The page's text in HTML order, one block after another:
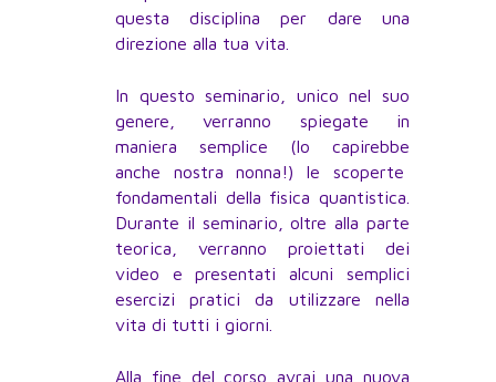
questa disciplina per dare una
direzione alla tua vita.
In questo seminario, unico nel suo
genere, verranno spiegate in
maniera semplice (lo capirebbe
anche nostra nonna!) le scoperte
fondamentali della fisica quantistica.
Durante il seminario, oltre alla parte
teorica, verranno proiettati dei
video e presentati alcuni semplici
esercizi pratici da utilizzare nella
vita di tutti i giorni.
Alla fine del corso avrai una nuova